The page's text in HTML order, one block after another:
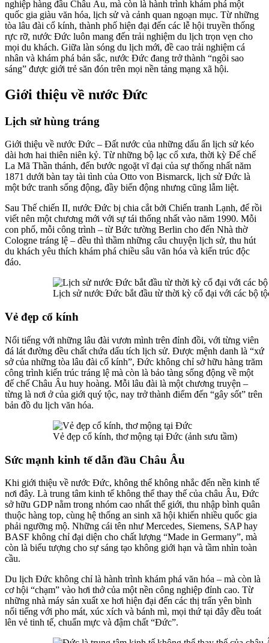
nghiệp hàng đầu Châu Âu, mà còn là hành trình khám phá một
quốc gia giàu văn hóa, lịch sử và cảnh quan ngoạn mục. Từ những
tòa lâu đài cổ kính, thành phố hiện đại đến các lễ hội truyền thống
rực rỡ, nước Đức luôn mang đến trải nghiệm du lịch trọn vẹn cho
mọi du khách. Giữa làn sóng du lịch mới, đề cao trải nghiệm cá
nhân và khám phá bản sắc, nước Đức đang trở thành “ngôi sao
sáng” được giới trẻ săn đón trên mọi nền tảng mạng xã hội.
Giới thiệu về nước Đức
Lịch sử hùng tráng
Giới thiệu về nước Đức – Đất nước của những dấu ấn lịch sử kéo
dài hơn hai thiên niên kỷ. Từ những bộ lạc cổ xưa, thời kỳ Đế chế
La Mã Thần thánh, đến bước ngoặt vĩ đại của sự thống nhất năm
1871 dưới bàn tay tài tình của Otto von Bismarck, lịch sử Đức là
một bức tranh sống động, đầy biến động nhưng cũng lẫm liệt.
Sau Thế chiến II, nước Đức bị chia cắt bởi Chiến tranh Lạnh, để rồi
viết nên một chương mới với sự tái thống nhất vào năm 1990. Mỗi
con phố, mỗi công trình – từ Bức tường Berlin cho đến Nhà thờ
Cologne tráng lệ – đều thì thầm những câu chuyện lịch sử, thu hút
du khách yêu thích khám phá chiều sâu văn hóa và kiến trúc độc
đáo.
Lịch sử nước Đức bắt đầu từ thời kỳ cổ đại với các bộ
Vẻ đẹp cổ kính
Nổi tiếng với những lâu đài vươn mình trên đỉnh đồi, với từng viên
đá lát đường đều chất chứa dấu tích lịch sử. Được mệnh danh là “xứ
sở của những tòa lâu đài cổ kính”, Đức không chỉ sở hữu hàng trăm
công trình kiến trúc tráng lệ mà còn là bảo tàng sống động về một
đế chế Châu Âu huy hoàng. Mỗi lâu đài là một chương truyện –
từng là nơi ở của giới quý tộc, nay trở thành điểm đến “gây sốt” trên
bản đồ du lịch văn hóa.
Vẻ đẹp cổ kính, thơ mộng tại Đức (ảnh sưu tầm)
Sức mạnh kinh tế dẫn đầu Châu Âu
Khi giới thiệu về nước Đức, không thể không nhắc đến nền kinh tế
nơi đây. Là trung tâm kinh tế không thể thay thế của châu Âu, Đức
sở hữu GDP nằm trong nhóm cao nhất thế giới, thu nhập bình quân
thuộc hàng top, cùng hệ thống an sinh xã hội khiến nhiều quốc gia
phải ngưỡng mộ. Những cái tên như Mercedes, Siemens, SAP hay
BASF không chỉ đại diện cho chất lượng “Made in Germany”, mà
còn là biểu tượng cho sự sáng tạo không giới hạn và tầm nhìn toàn
cầu.
Du lịch Đức không chỉ là hành trình khám phá văn hóa – mà còn là
cơ hội “chạm” vào hơi thở của một nền công nghiệp đỉnh cao. Từ
những nhà máy sản xuất xe hơi hiện đại đến các thị trấn yên bình
nổi tiếng với pho mát, xúc xích và bánh mì, mọi thứ tại đây đều toát
lên vẻ tinh tế, chuẩn mực và đậm chất “Đức”.